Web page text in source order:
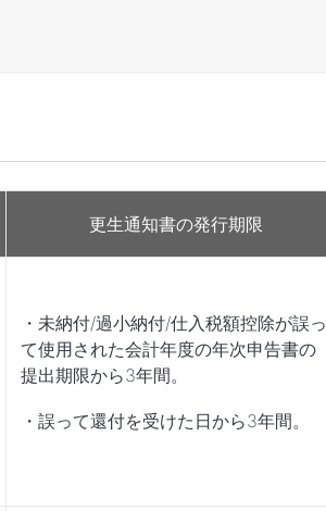
更生通知書の発行期限
・未納付/過小納付/仕入税額控除が誤っ
て使用された会計年度の年次申告書の
提出期限から3年間。
・誤って還付を受けた日から3年間。